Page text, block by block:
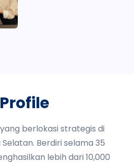
berlokasi strategis di
Berdiri selama 35
lebih dari 10,000